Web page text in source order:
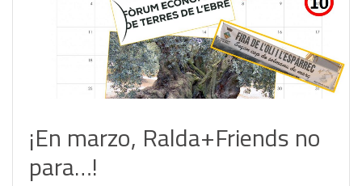
¡En marzo, Ralda+Friends no
para…!